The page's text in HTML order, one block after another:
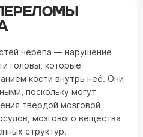
черепа — нарушение
головы, которые
кости внутрь неё. Они
поскольку могут
твёрдой мозговой
мозгового вещества
структур.